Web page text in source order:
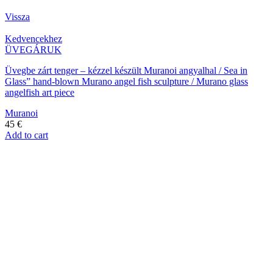
Vissza
Kedvencekhez
ÜVEGÁRUK
Üvegbe zárt tenger – kézzel készült Muranoi angyalhal / Sea in
Glass” hand-blown Murano angel fish sculpture / Murano glass
angelfish art piece
Muranoi
45 €
Add to cart